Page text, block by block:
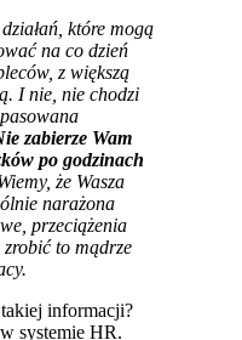
które mogą
na co dzień
z większą
I nie, nie chodzi
zabierze Wam
po godzinach
że Wasza
narażona
przeciążenia
zrobić to mądrze
informacji?
systemie HR.